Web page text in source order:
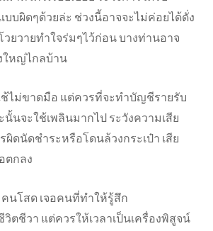
บผิดๆด้วยล่ะ ช่วงนี้อาจจะไม่ค่อยได้ดั่ง
วยวายทำใจร่มๆไว้ก่อน บางท่านอาจ
ใหญ่ไกลบ้าน
ช้ไม่ขาดมือ แต่ควรที่จะทำบัญชีรายรับ
นั้นจะใช้เพลินมากไป ระวังความเสีย
ผิดนัดชำระหรือโดนล้วงกระเป๋า เสีย
ตกลง
นโสด เจอคนที่ทำให้รู้สึก
ตชีวา แต่ควรให้เวลาเป็นเครื่องพิสูจน์